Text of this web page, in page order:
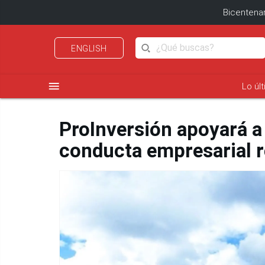
ENGLISH
menu Lo
ProInversión apoyará
conducta empresarial